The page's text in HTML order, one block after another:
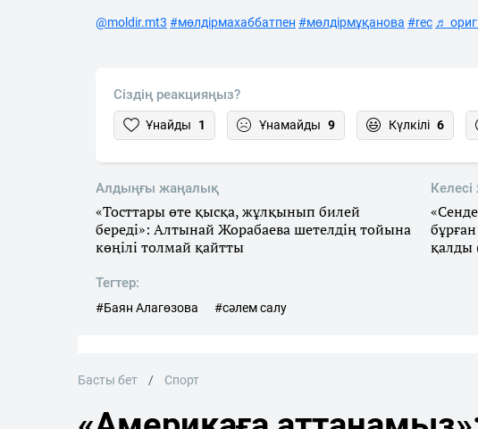
@moldir.mt3 #мөлдірмахаббатпен #мөлдірмұқанова #rec ♬
Сіздің реакцияңыз?
Ұнайды 1 Ұнамайды 9 Күлкілі 6
Алдыңғы жаңалық
«Тосттары өте қысқа, жұлқынып билей
береді»: Алтынай Жорабаева шетелдің тойына
көңілі толмай қайтты
Тегтер:
#Баян Алагөзова #сәлем салу
Басты бет Спорт